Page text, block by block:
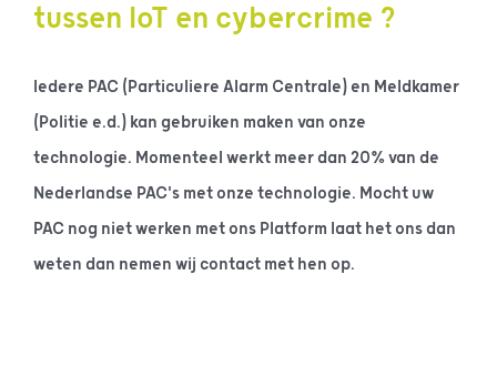
tussen IoT en cybercrime ?
Iedere PAC (Particuliere Alarm Centrale) en Meldkamer
(Politie e.d.) kan gebruiken maken van onze
technologie. Momenteel werkt meer dan 20% van de
Nederlandse PAC's met onze technologie. Mocht uw
PAC nog niet werken met ons Platform laat het ons dan
weten dan nemen wij contact met hen op.